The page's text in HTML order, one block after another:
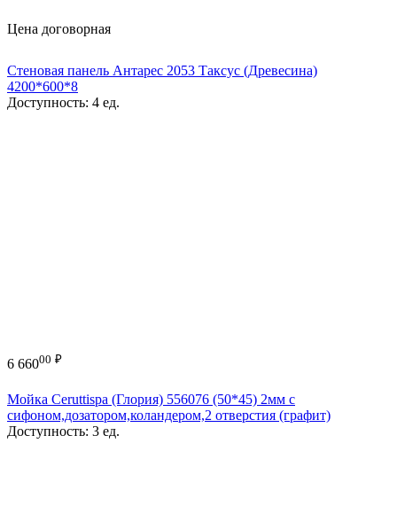
Цена договорная
Стеновая панель Антарес 2053 Таксус (Древесина)
4200*600*8
Доступность: 4 ед.
6 66000 ₽
Мойка Ceruttispa (Глория) 556076 (50*45) 2мм с
сифоном,дозатором,коландером,2 отверстия (графит)
Доступность: 3 ед.